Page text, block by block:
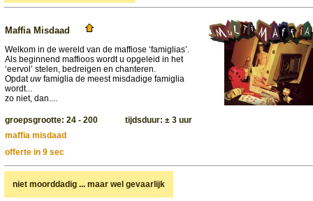
Maffia Misdaad
Welkom in de wereld van de maffiose ‘famiglias’.
Als beginnend maffioos wordt u opgeleid in het
‘eervol’ stelen, bedreigen en chanteren.
Opdatuwfamiglia de meest misdadige famiglia
wordt...
zo niet, dan....
groepsgrootte: 24 - 200 tijdsduur: ± 3 uur
maffia misdaad
offerte in 9 sec
niet moorddadig ... maar wel gevaarlijk